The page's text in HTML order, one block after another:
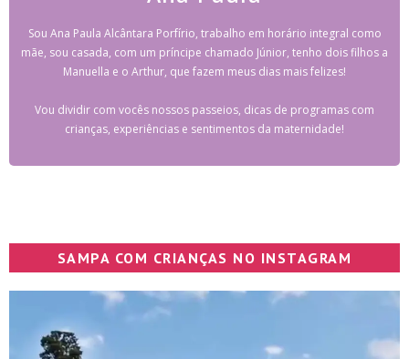
Sou Ana Paula Alcântara Porfírio, trabalho em horário integral como
mãe, sou casada, com um príncipe chamado Júnior, tenho dois filhos a
Manuella e o Arthur, que fazem meus dias mais felizes!
Vou dividir com vocês nossos passeios, dicas de programas com
crianças, experiências e sentimentos da maternidade!
SAMPA COM CRIANÇAS NO INSTAGRAM